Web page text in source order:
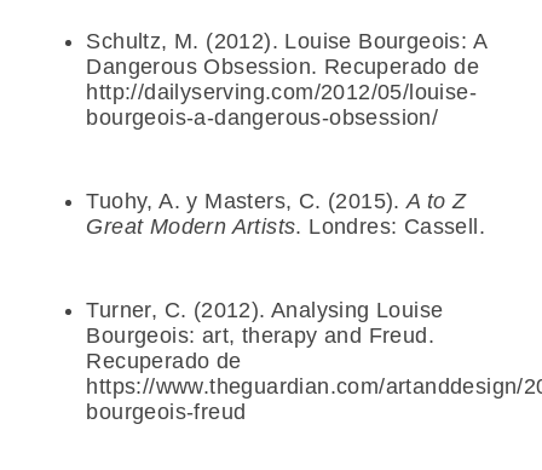
Schultz, M. (2012). Louise Bourgeois: A
Dangerous Obsession. Recuperado de
http://dailyserving.com/2012/05/louise-
bourgeois-a-dangerous-obsession/
Tuohy, A. y Masters, C. (2015).A to Z
Great Modern Artists. Londres: Cassell.
Turner, C. (2012). Analysing Louise
Bourgeois: art, therapy and Freud.
Recuperado de
https://www.theguardian.com/artanddesign/
bourgeois-freud